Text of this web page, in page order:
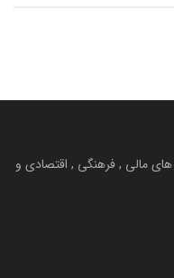
های مالی , فرهنگی , اقتصادی و